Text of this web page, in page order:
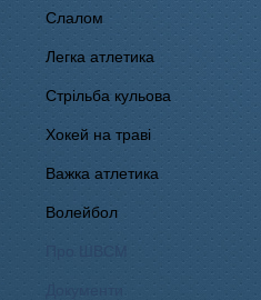
Cлалом
Легка атлетика
Стрільба кульова
Хокей на траві
Важка атлетика
Волейбол
Про ШВСМ
Документи